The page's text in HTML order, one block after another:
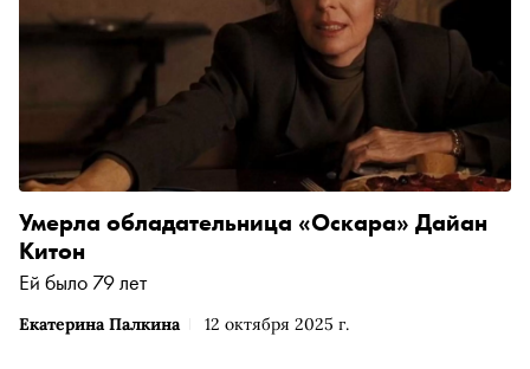
Екатерина Палкина 12 октября 2025 г.
Умерла обладательница «Оскара» Дайан
Китон
Ей было 79 лет